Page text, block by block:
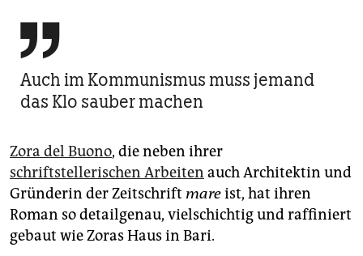

Auch im Kommunismus muss jemand
das Klo sauber machen
Zora del Buono, die neben ihrer
schriftstellerischen Arbeiten auch Architektin und
Gründerin der Zeitschrift mareist, hat ihren
Roman so detailgenau, vielschichtig und raffiniert
gebaut wie Zoras Haus in Bari.